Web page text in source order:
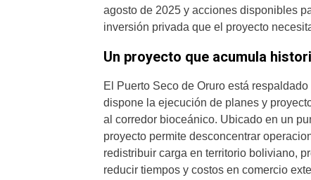
agosto de 2025 y acciones disponibles
inversión privada que el proyecto
Un proyecto que acumula
El Puerto Seco de Oruro está
dispone la ejecución de planes y
al corredor bioceánico. Ubicado en un
proyecto permite desconcentrar
redistribuir carga en territorio boliviano,
reducir tiempos y costos en comercio